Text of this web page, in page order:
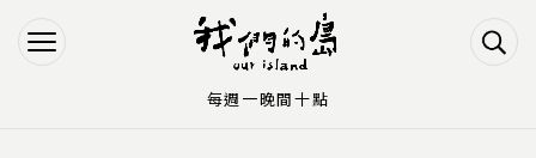
Jump to Navigation
Jump to Main content
每週一晚間十點